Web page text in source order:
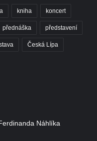
kniha koncert
přednáška představení
Česká Lípa
Náhlíka